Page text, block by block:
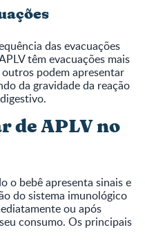
das evacuações
têm evacuações mais
podem apresentar
da gravidade da reação
de APLV no
o bebê apresenta sinais e
do sistema imunológico
ou após
consumo. Os principais